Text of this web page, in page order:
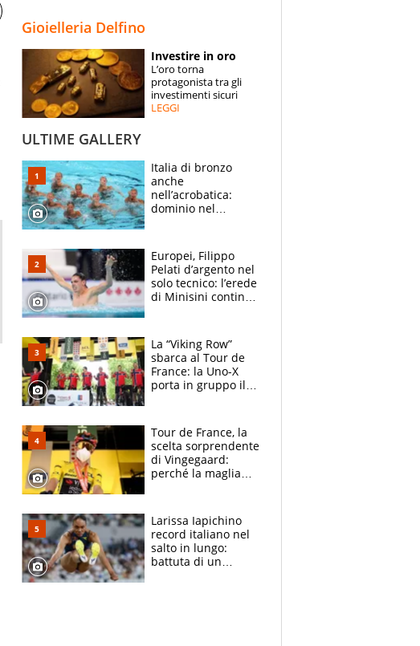
ESPERTI
CONTATTI
Gioielleria Delfino
Investire in oro
L’oro torna
protagonista tra gli
investimenti sicuri
LEGGI
ULTIME GALLERY
Italia di bronzo
anche
nell’acrobatica:
dominio nel
e compagni
continuare
Europei, Filippo
Pelati d’argento nel
solo tecnico: l’erede
di Minisini continua
mirino
La “Viking Row”
sbarca al Tour de
France: la Uno-X
porta in gruppo il
compagni
Tour de France, la
scelta sorprendente
di Vingegaard:
perché la maglia
rischio da evitare
Larissa Iapichino
record italiano nel
salto in lungo:
battuta di un